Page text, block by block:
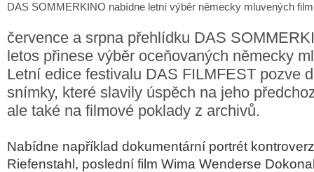
DAS SOMMERKINO nabídne letní výběr německy mluvených
července a srpna přehlídku DAS
letos přinese výběr oceňovaných německy
Letní edice festivalu DAS FILMFEST pozve
snímky, které slavily úspěch na jeho
ale také na filmové poklady z archivů.
Nabídne například dokumentární portrét
Riefenstahl, poslední film Wima Wenderse